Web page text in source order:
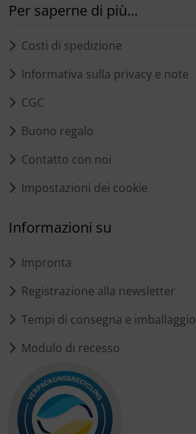
Per saperne di più...
Costi di spedizione
Informativa sulla privacy e note
CGC
Buono regalo
Contatto con noi
Impostazioni dei cookie
Informazioni su
Impronta
Registrazione alla newsletter
Tempi di consegna e imballaggio
Modulo di recesso